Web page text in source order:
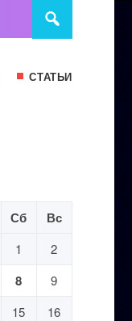
СТАТЬИ
Сб Вс
1
2
8
9
15
16